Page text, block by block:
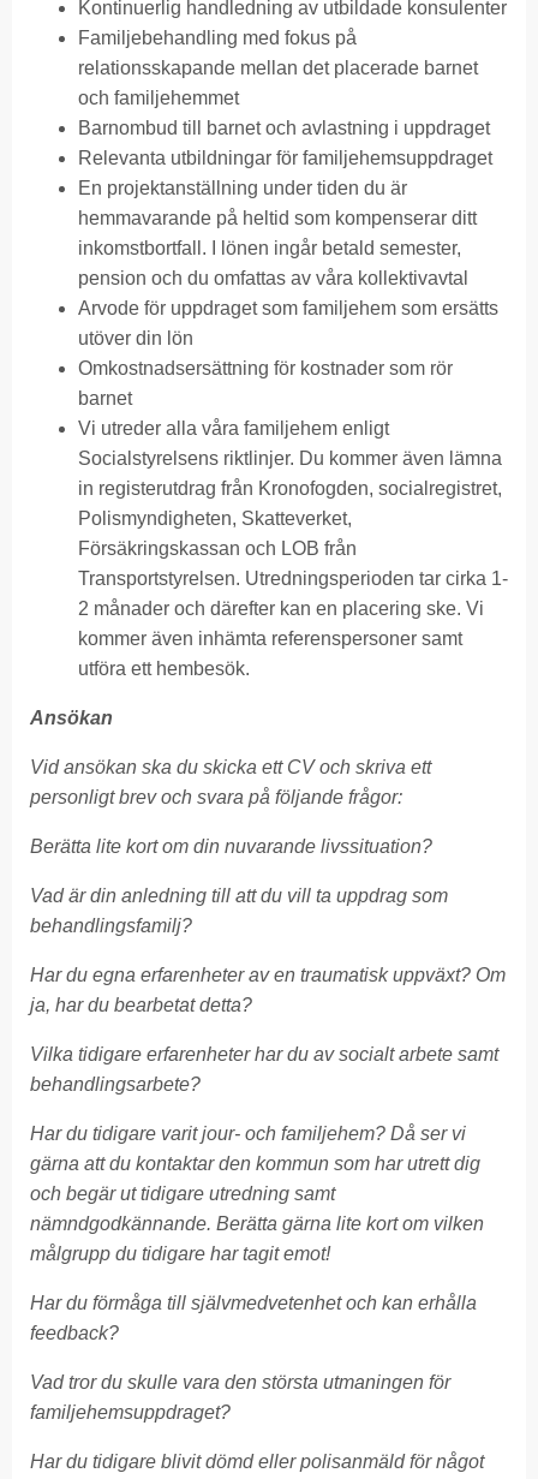
Kontinuerlig handledning av utbildade konsulenter
Familjebehandling med fokus på
relationsskapande mellan det placerade barnet
och familjehemmet
Barnombud till barnet och avlastning i uppdraget
Relevanta utbildningar för familjehemsuppdraget
En projektanställning under tiden du är
hemmavarande på heltid som kompenserar ditt
inkomstbortfall. I lönen ingår betald semester,
pension och du omfattas av våra kollektivavtal
Arvode för uppdraget som familjehem som ersätts
utöver din lön
Omkostnadsersättning för kostnader som rör
barnet
Vi utreder alla våra familjehem enligt
Socialstyrelsens riktlinjer. Du kommer även lämna
in registerutdrag från Kronofogden, socialregistret,
Polismyndigheten, Skatteverket,
Försäkringskassan och LOB från
Transportstyrelsen. Utredningsperioden tar cirka 1-
2 månader och därefter kan en placering ske. Vi
kommer även inhämta referenspersoner samt
utföra ett hembesök.
Ansökan
Vid ansökan ska du skicka ett CV och skriva ett
personligt brev och svara på följande frågor:
Berätta lite kort om din nuvarande livssituation?
Vad är din anledning till att du vill ta uppdrag som
behandlingsfamilj?
Har du egna erfarenheter av en traumatisk uppväxt? Om
ja, har du bearbetat detta?
Vilka tidigare erfarenheter har du av socialt arbete samt
behandlingsarbete?
Har du tidigare varit jour- och familjehem? Då ser vi
gärna att du kontaktar den kommun som har utrett dig
och begär ut tidigare utredning samt
nämndgodkännande. Berätta gärna lite kort om vilken
målgrupp du tidigare har tagit emot!
Har du förmåga till självmedvetenhet och kan erhålla
feedback?
Vad tror du skulle vara den största utmaningen för
familjehemsuppdraget?
Har du tidigare blivit dömd eller polisanmäld för något